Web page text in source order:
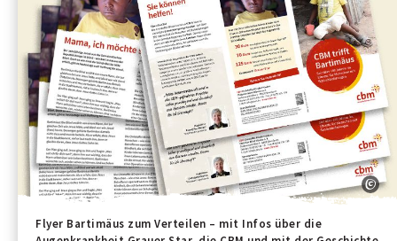
Flyer Bartimäus zum Verteilen – mit Infos über die